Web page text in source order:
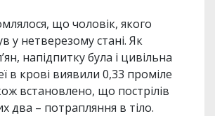
що чоловік, якого
у нетверезому стані. Як
напідпитку була і цивільна
в крові виявили 0,33 проміле
встановлено, що пострілів
два – потрапляння в тіло.